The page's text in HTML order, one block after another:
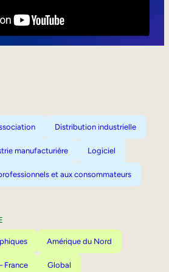
Distribution industrielle
manufacturière Logiciel
et aux consommateurs
Amérique du Nord
France Global